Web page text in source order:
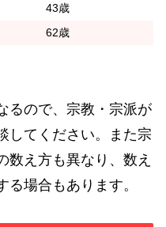
43歳
62歳
るので、宗教・宗派が
してください。また宗
数え方も異なり、数え
場合もあります。